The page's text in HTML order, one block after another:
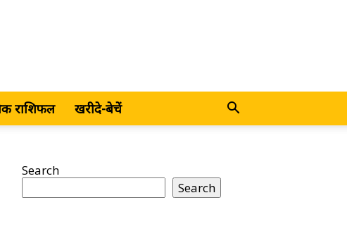
राशिफल खरीदे-बेचें
Search
Search